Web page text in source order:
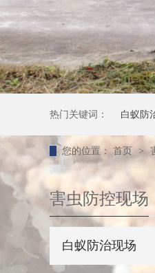
热门关键词： 白蚁防
您的位置： 首页 >
害虫防控现场
白蚁防治现场